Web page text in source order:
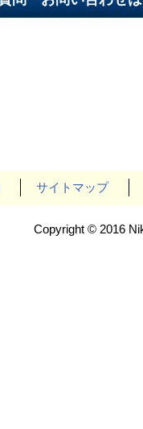
サイトマップ
Copyright © 2016